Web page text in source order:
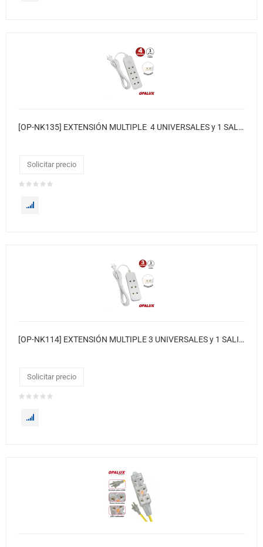
[OP-NK135] EXTENSIÓN MULTIPLE 4 UNIVERSALES y 1 SALIDA LLANA
Solicitar precio
[OP-NK114] EXTENSIÓN MULTIPLE 3 UNIVERSALES y 1 SALIDA LLANA
Solicitar precio